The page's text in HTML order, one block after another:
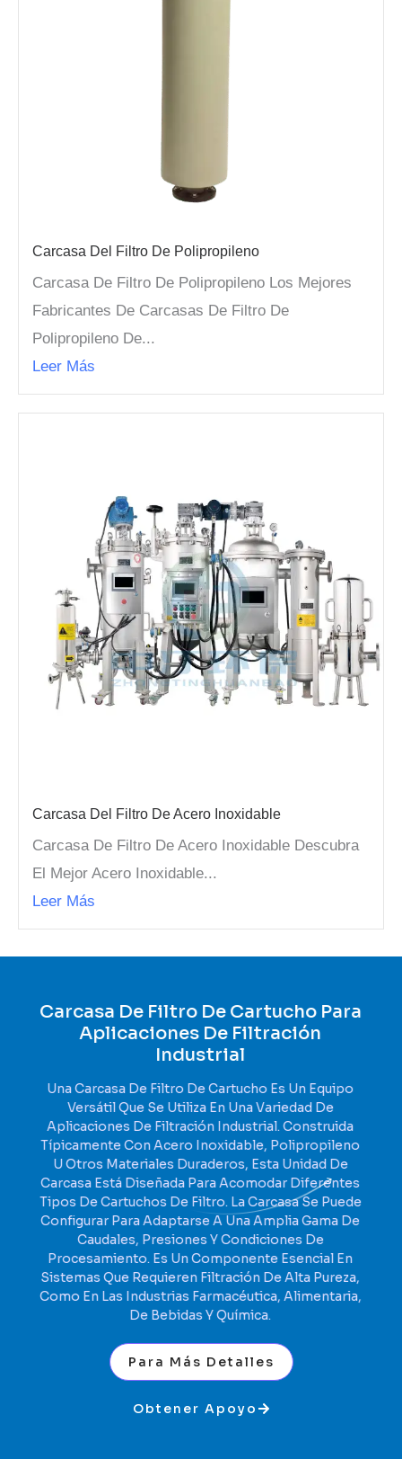
Carcasa Del Filtro De Polipropileno
Carcasa De Filtro De Polipropileno Los Mejores
Fabricantes De Carcasas De Filtro De
Polipropileno De...
Leer Más
Carcasa Del Filtro De Acero Inoxidable
Carcasa De Filtro De Acero Inoxidable Descubra
El Mejor Acero Inoxidable...
Leer Más
Carcasa De Filtro De Cartucho Para
Aplicaciones De Filtración
Industrial
Una Carcasa De Filtro De Cartucho Es Un Equipo
Versátil Que Se Utiliza En Una Variedad De
Aplicaciones De Filtración Industrial. Construida
Típicamente Con Acero Inoxidable, Polipropileno
U Otros Materiales Duraderos, Esta Unidad De
Carcasa Está Diseñada Para Acomodar Diferentes
Tipos De Cartuchos De Filtro. La Carcasa Se Puede
Configurar Para Adaptarse A Una Amplia Gama De
Caudales, Presiones Y Condiciones De
Procesamiento. Es Un Componente Esencial En
Sistemas Que Requieren Filtración De Alta Pureza,
Como En Las Industrias Farmacéutica, Alimentaria,
De Bebidas Y Química.
Para Más Detalles
Obtener Apoyo